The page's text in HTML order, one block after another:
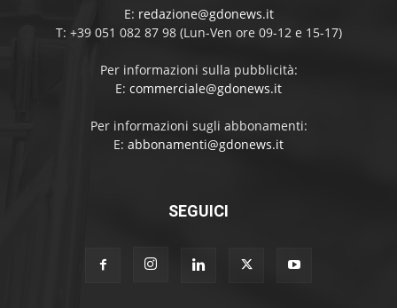
E: redazione@gdonews.it
T: +39 051 082 87 98 (Lun-Ven ore 09-12 e 15-17)
Per informazioni sulla pubblicità:
E: commerciale@gdonews.it
Per informazioni sugli abbonamenti:
E: abbonamenti@gdonews.it
SEGUICI